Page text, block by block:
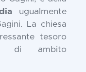
ugualmente
La chiesa
tesoro
di ambito